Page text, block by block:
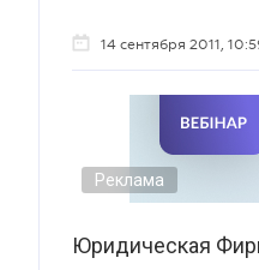
14 сентября 2011,
Реклама
Юридическая